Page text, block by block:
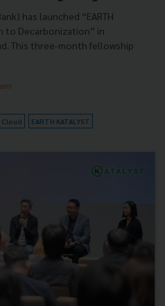
has launched “EARTH
to Decarbonization” in
This three-month fellowship
EARTH KATALYST